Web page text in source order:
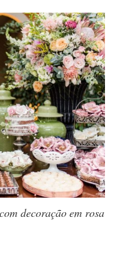
decoração em rosa